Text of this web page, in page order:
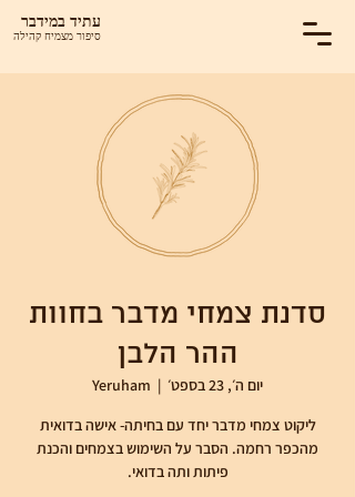
עתיד במידבר
סיפור מצמיח קהילה
סדנת צמחי מדבר בחוות
ההר הלבן
יום ה׳, 23 בספט׳
  |
Yeruham
ליקוט צמחי מדבר יחד עם בחיתה- אישה בדואית
מהכפר רחמה. הסבר על השימוש בצמחים והכנת
פיתות ותה בדואי.